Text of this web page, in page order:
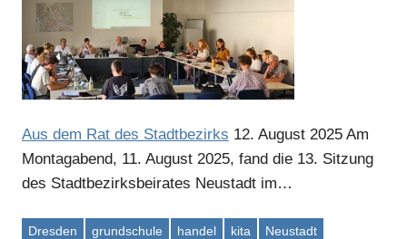
Aus dem Rat des Stadtbezirks 12. August 2025 Am
Montagabend, 11. August 2025, fand die 13. Sitzung
des Stadtbezirksbeirates Neustadt im…
Dresden grundschule handel kita Neustadt